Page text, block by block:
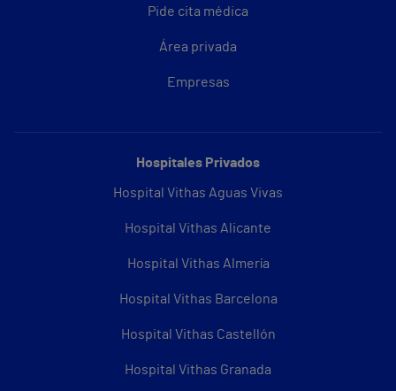
Pide cita médica
Área privada
Empresas
Hospitales Privados
Hospital Vithas Aguas Vivas
Hospital Vithas Alicante
Hospital Vithas Almería
Hospital Vithas Barcelona
Hospital Vithas Castellón
Hospital Vithas Granada